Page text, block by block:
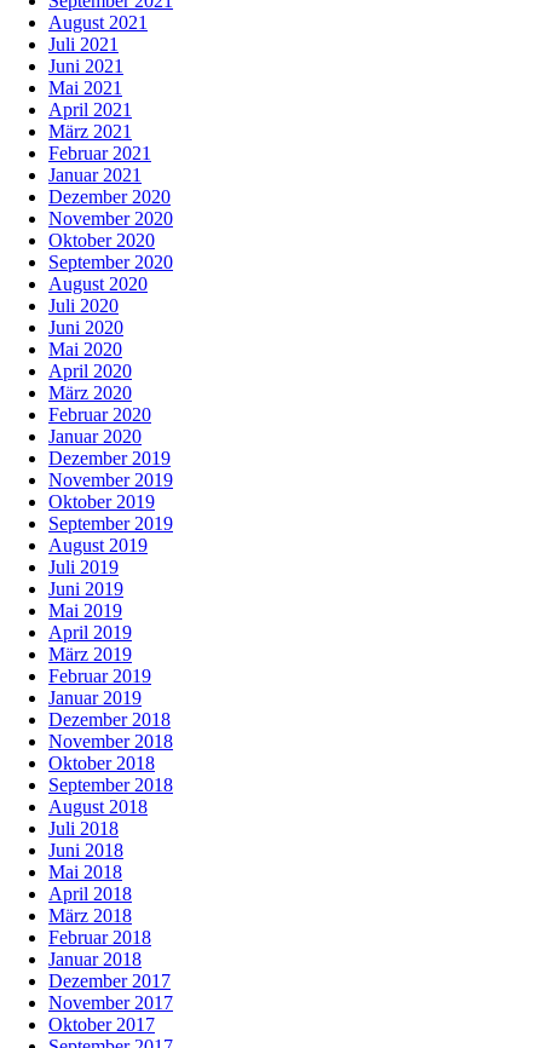
August 2021
Juli 2021
Juni 2021
Mai 2021
April 2021
März 2021
Februar 2021
Januar 2021
Dezember 2020
November 2020
Oktober 2020
September 2020
August 2020
Juli 2020
Juni 2020
Mai 2020
April 2020
März 2020
Februar 2020
Januar 2020
Dezember 2019
November 2019
Oktober 2019
September 2019
August 2019
Juli 2019
Juni 2019
Mai 2019
April 2019
März 2019
Februar 2019
Januar 2019
Dezember 2018
November 2018
Oktober 2018
September 2018
August 2018
Juli 2018
Juni 2018
Mai 2018
April 2018
März 2018
Februar 2018
Januar 2018
Dezember 2017
November 2017
Oktober 2017